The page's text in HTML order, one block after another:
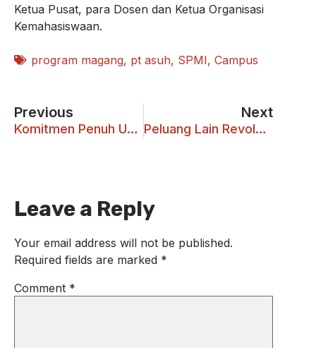
Ketua Pusat, para Dosen dan Ketua Organisasi
Kemahasiswaan.
program magang, pt asuh, SPMI, Campus
Previous
Komitmen Penuh UKWMS Laksanakan SPMI
Next
Peluang Lain Revolusi Industri 4.0
Leave a Reply
Your email address will not be published.
Required fields are marked *
Comment *